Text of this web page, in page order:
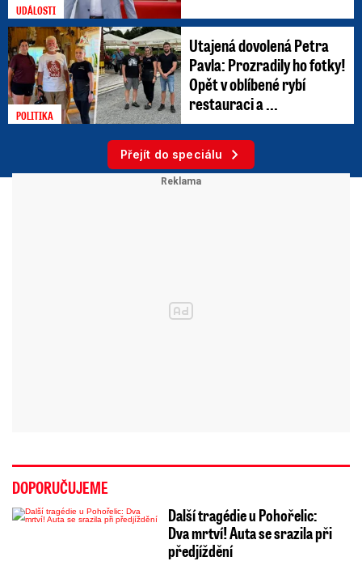
UDÁLOSTI
POLITIKA
Utajená dovolená Petra
Pavla: Prozradily ho fotky!
Opět v oblíbené rybí
restauraci a ...
Přejít do speciálu
DOPORUČUJEME
Další tragédie u Pohořelic:
Dva mrtví! Auta se srazila při
předjíždění